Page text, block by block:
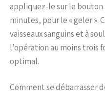
appliquez-le sur le
minutes, pour le « geler ».
vaisseaux sanguins et à
l’opération au moins trois
optimal.
Comment se débarrasser